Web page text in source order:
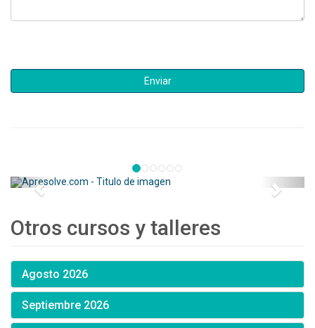
Otros cursos y talleres
Agosto 2026
Septiembre 2026